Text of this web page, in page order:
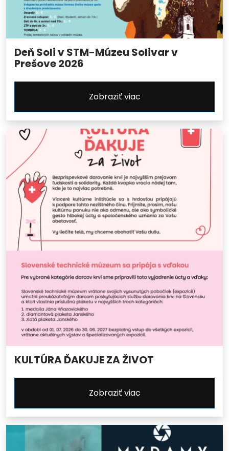
Deň Soli v STM-Múzeu Solivar v
Prešove 2026
Zobraziť viac
KULTÚRA ĎAKUJE ZA ŽIVOT
Zobraziť viac